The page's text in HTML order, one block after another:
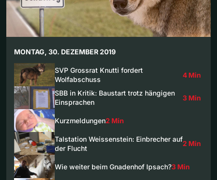
MONTAG, 30. DEZEMBER 2019
SVP Grossrat Knutti fordert
Wolfabschuss
4 Min
SBB in Kritik: Baustart trotz hängigen
Einsprachen
3 Min
Kurzmeldungen2 Min
Talstation Weissenstein: Einbrecher auf
der Flucht
2 Min
Wie weiter beim Gnadenhof Ipsach?3 Min